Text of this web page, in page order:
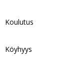
Koulutus
Köyhyys